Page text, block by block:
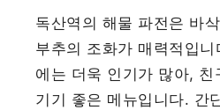
독산역의 해물 파전은 바
부추의 조화가 매력적입
에는 더욱 인기가 많아, 친
기기 좋은 메뉴입니다. 간